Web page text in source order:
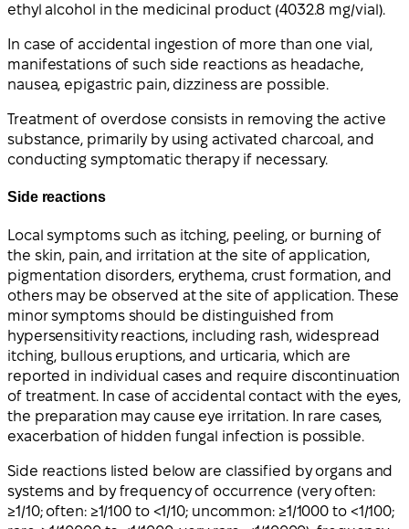
ethyl alcohol in the medicinal product (4032.8 mg/vial).
In case of accidental ingestion of more than one vial,
manifestations of such side reactions as headache,
nausea, epigastric pain, dizziness are possible.
Treatment of overdose consists in removing the active
substance, primarily by using activated charcoal, and
conducting symptomatic therapy if necessary.
Side reactions
Local symptoms such as itching, peeling, or burning of
the skin, pain, and irritation at the site of application,
pigmentation disorders, erythema, crust formation, and
others may be observed at the site of application. These
minor symptoms should be distinguished from
hypersensitivity reactions, including rash, widespread
itching, bullous eruptions, and urticaria, which are
reported in individual cases and require discontinuation
of treatment. In case of accidental contact with the eyes,
the preparation may cause eye irritation. In rare cases,
exacerbation of hidden fungal infection is possible.
Side reactions listed below are classified by organs and
systems and by frequency of occurrence (very often:
≥1/10; often: ≥1/100 to <1/10; uncommon: ≥1/1000 to <1/100;